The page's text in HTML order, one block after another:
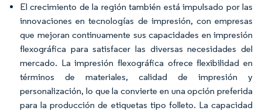
El crecimiento de la región también está impulsado por las
innovaciones en tecnologías de impresión, con empresas
que mejoran continuamente sus capacidades en impresión
flexográfica para satisfacer las diversas necesidades del
mercado. La impresión flexográfica ofrece flexibilidad en
términos de materiales, calidad de impresión y
personalización, lo que la convierte en una opción preferida
para la producción de etiquetas tipo folleto. La capacidad